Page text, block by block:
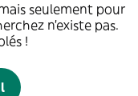
seulement pour
n'existe pas.
!